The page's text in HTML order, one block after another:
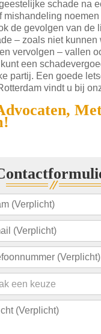
schade na
mishandeling noemen
de gevolgen van de
– zoals niet kunnen
vervolgen – vallen
een
partij. Een goede
vindt u bij